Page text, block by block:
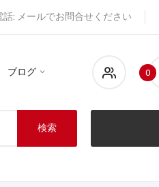
話: メールでお問合せください
ブログ 0
検索